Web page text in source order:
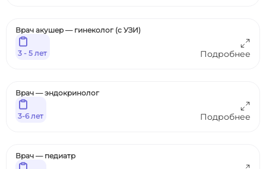
Врач акушер — гинеколог (с УЗИ)
Подробнее
3 - 5 лет
Врач — эндокринолог
Подробнее
3-6 лет
Врач — педиатр